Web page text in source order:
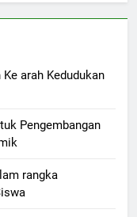
arah Kedudukan
Pengembangan
rangka